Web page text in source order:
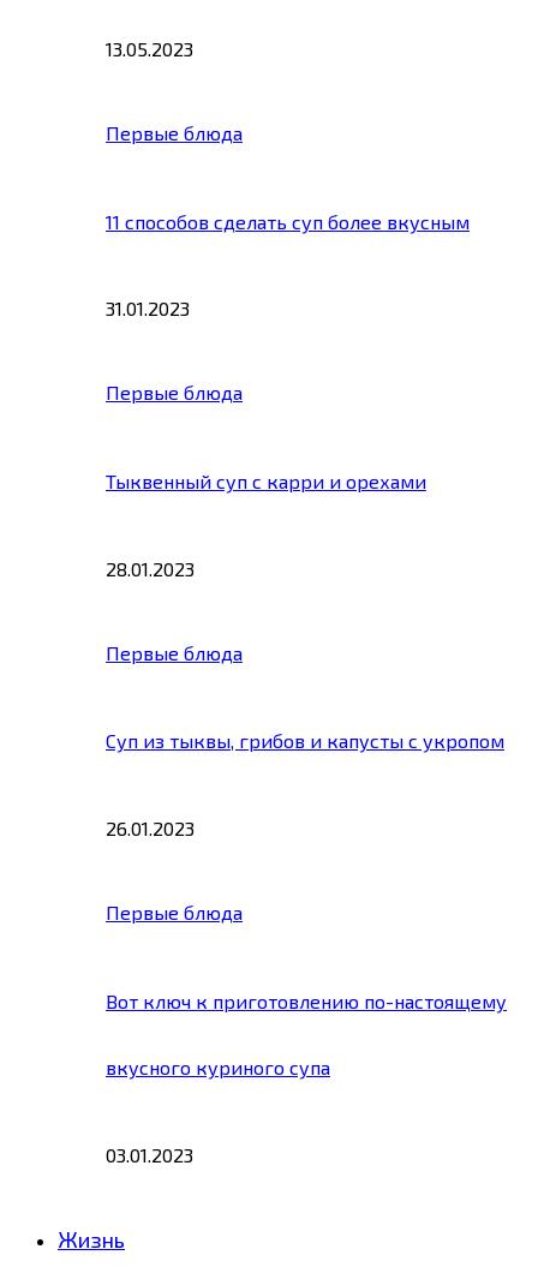
13.05.2023
Первые блюда
11 способов сделать суп более вкусным
31.01.2023
Первые блюда
Тыквенный суп с карри и орехами
28.01.2023
Первые блюда
Суп из тыквы, грибов и капусты с укропом
26.01.2023
Первые блюда
Вот ключ к приготовлению по-настоящему
вкусного куриного супа
03.01.2023
Жизнь